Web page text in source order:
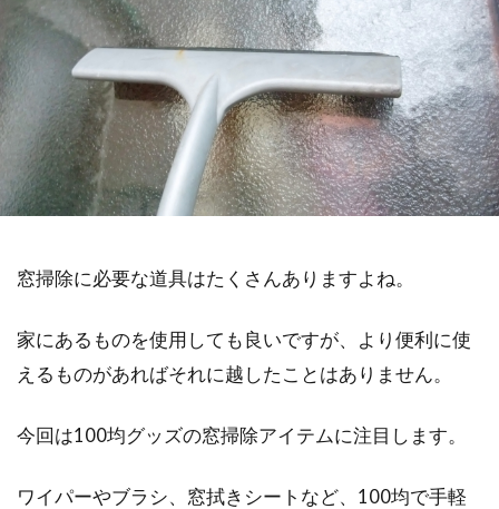
窓掃除に必要な道具はたくさんありますよね。
家にあるものを使用しても良いですが、より便利に使
えるものがあればそれに越したことはありません。
今回は100均グッズの窓掃除アイテムに注目します。
ワイパーやブラシ、窓拭きシートなど、100均で手軽